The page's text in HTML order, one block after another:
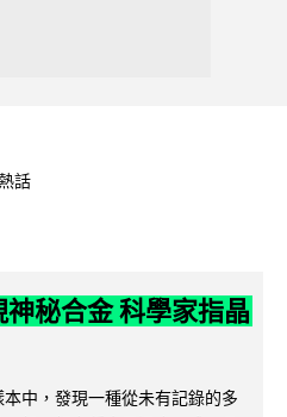
話
秘合金 科學家指晶
中，發現一種從未有記錄的多